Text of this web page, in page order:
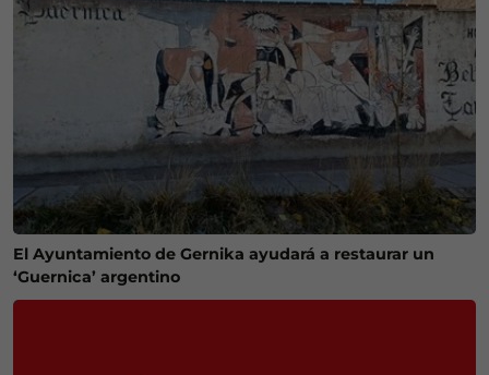
El Ayuntamiento de Gernika ayudará a restaurar un
‘Guernica’ argentino